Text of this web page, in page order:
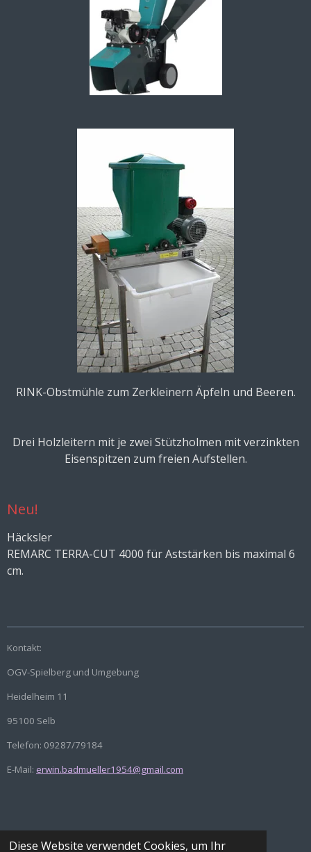
Diese Website verwendet Cookies, um Ihr
RINK-Obstmühle zum Zerkleinern Äpfeln und Beeren.
Drei Holzleitern mit je zwei Stützholmen mit verzinkten
Eisenspitzen zum freien Aufstellen.
Neu!
Häcksler
REMARC TERRA-CUT 4000 für Aststärken bis maximal 6
cm.
Kontakt:
OGV-Spielberg und Umgebung
Heidelheim 11
95100 Selb
Telefon: 09287/79184
E-Mail: erwin.badmueller1954@gmail.com